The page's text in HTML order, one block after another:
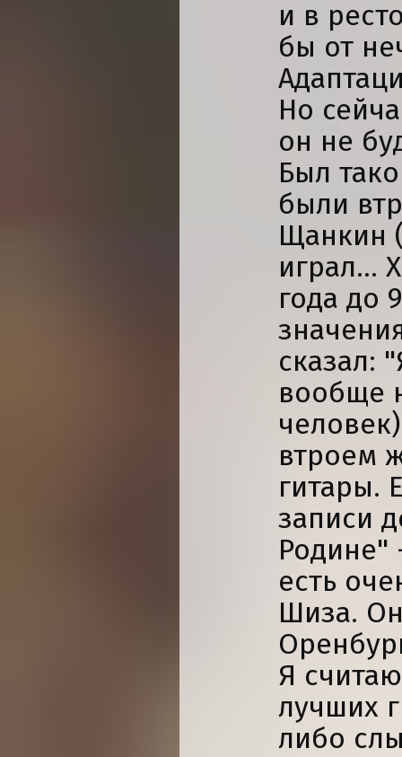
и в
бы от
Но
он не
Был
были
Щанкин
играл...
года до
сказал:
вообще
втроем
гитары.
записи
Родине"
есть
Шиза.
Я
лучших
либо